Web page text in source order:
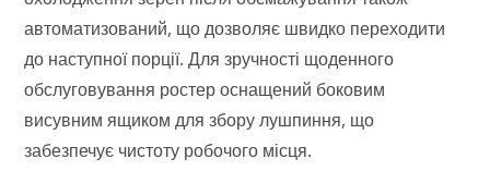
автоматизований, що дозволяє швидко переходити
до наступної порції. Для зручності щоденного
обслуговування ростер оснащений боковим
висувним ящиком для збору лушпиння, що
забезпечує чистоту робочого місця.